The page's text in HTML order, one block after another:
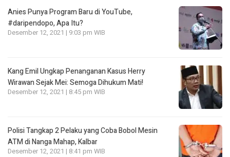
Anies Punya Program Baru di YouTube,
#daripendopo, Apa Itu?
Desember 12, 2021 | 9:03 pm WIB
Kang Emil Ungkap Penanganan Kasus Herry
Wirawan Sejak Mei: Semoga Dihukum Mati!
Desember 12, 2021 | 8:45 pm WIB
Polisi Tangkap 2 Pelaku yang Coba Bobol Mesin
ATM di Nanga Mahap, Kalbar
Desember 12, 2021 | 8:41 pm WIB